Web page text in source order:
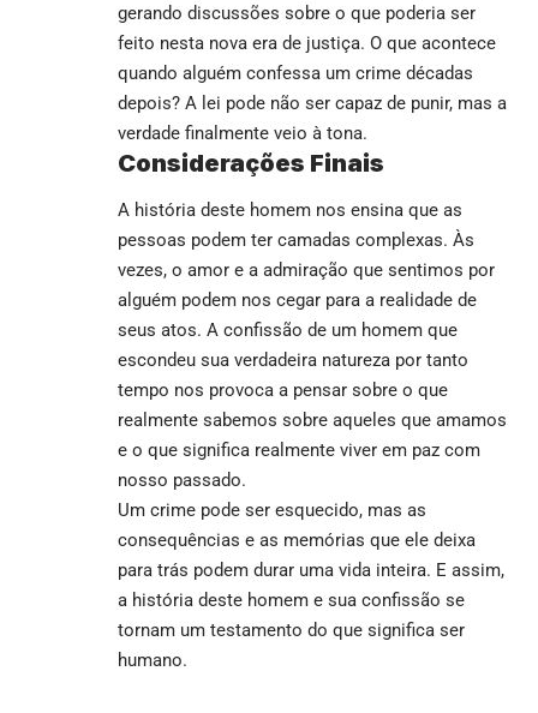
gerando discussões sobre o que poderia ser
feito nesta nova era de justiça. O que acontece
quando alguém confessa um crime décadas
depois? A lei pode não ser capaz de punir, mas a
verdade finalmente veio à tona.
Considerações Finais
A história deste homem nos ensina que as
pessoas podem ter camadas complexas. Às
vezes, o amor e a admiração que sentimos por
alguém podem nos cegar para a realidade de
seus atos. A confissão de um homem que
escondeu sua verdadeira natureza por tanto
tempo nos provoca a pensar sobre o que
realmente sabemos sobre aqueles que amamos
e o que significa realmente viver em paz com
nosso passado.
Um crime pode ser esquecido, mas as
consequências e as memórias que ele deixa
para trás podem durar uma vida inteira. E assim,
a história deste homem e sua confissão se
tornam um testamento do que significa ser
humano.